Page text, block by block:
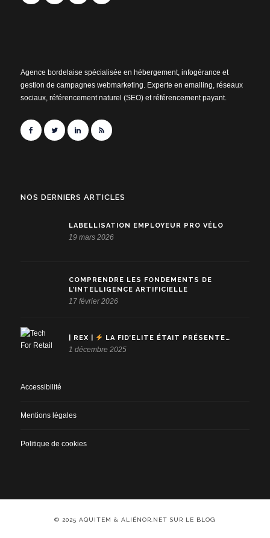
Agence bordelaise spécialisée en hébergement, infogérance et
gestion de campagnes webmarketing. Experte en emailing, réseaux
sociaux, référencement naturel (SEO) et référencement payant.
NOS DERNIERS ARTICLES
LABELLISATION EMPLOYEUR PRO VÉLO
19 mars 2026
COMPRENDRE LES FONDEMENTS DE
L’INTELLIGENCE ARTIFICIELLE
17 février 2026
| REX | LA FID’ELITE ÉTAIT PRÉSENTE…
1 décembre 2025
Accessibilité
Mentions légales
Politique de cookies
© 2025 AQUITEM & ALIÉNOR.NET SUR LE BLOG